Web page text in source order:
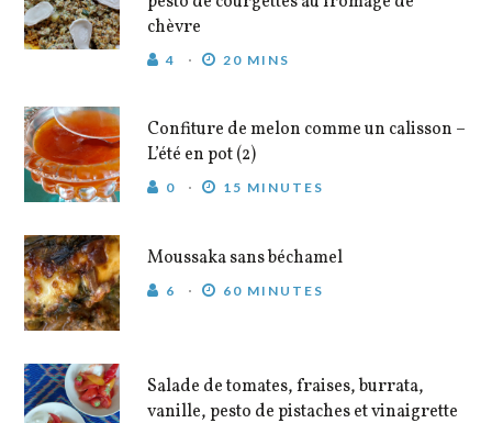
chèvre
4 20 MINS
Confiture de melon comme un calisson –
L’été en pot (2)
0 15 MINUTES
Moussaka sans béchamel
6 60 MINUTES
Salade de tomates, fraises, burrata,
vanille, pesto de pistaches et vinaigrette